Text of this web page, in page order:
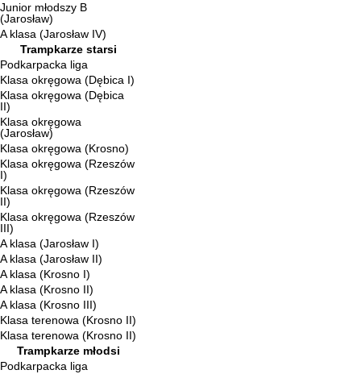
Junior młodszy B
(Jarosław)
A klasa (Jarosław IV)
Trampkarze starsi
Podkarpacka liga
Klasa okręgowa (Dębica I)
Klasa okręgowa (Dębica
II)
Klasa okręgowa
(Jarosław)
Klasa okręgowa (Krosno)
Klasa okręgowa (Rzeszów
I)
Klasa okręgowa (Rzeszów
II)
Klasa okręgowa (Rzeszów
III)
A klasa (Jarosław I)
A klasa (Jarosław II)
A klasa (Krosno I)
A klasa (Krosno II)
A klasa (Krosno III)
Klasa terenowa (Krosno II)
Klasa terenowa (Krosno II)
Trampkarze młodsi
Podkarpacka liga